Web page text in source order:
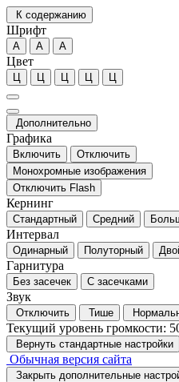
К содержанию
Шрифт
А А А
Цвет
Ц Ц Ц Ц Ц
Дополнительно
Графика
Включить
Отключить
Монохромные изображения
Отключить Flash
Кернинг
Стандартный Средний
Интервал
Одинарный Полуторный
Гарнитура
Без засечек С засечками
Звук
Отключить Тише
Текущий уровень громкости:
Вернуть стандартные настройки
Обычная версия сайта
Закрыть дополнительные